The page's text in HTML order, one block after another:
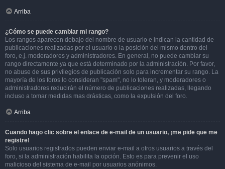
Arriba
¿Cómo se puede cambiar mi rango?
Los rangos aparecen debajo del nombre de usuario e indican la cantidad de
publicaciones realizadas por el usuario o la posición del mismo dentro del
foro, e.j. moderadores y administradores. En general, no puede cambiar su
rango directamente ya que está determinado por la administración. Por favor,
no abuse de sus privilegios de publicación solo para incrementar su rango. La
mayoría de los foros lo consideran "spam", no lo toleran, y moderadores o
administradores reducirán el número de publicaciones realizadas, llegando
incluso a tomar medidas mas drásticas, como la expulsión del foro.
Arriba
Cuando hago clic sobre el enlace de e-mail de un usuario, ¡me pide que me
registre!
Solo usuarios registrados pueden enviar e-mail a otros usuarios a través del
foro, si la administración habilita la opción. Esto es para prevenir el uso
malicioso del sistema de e-mail por usuarios anónimos.